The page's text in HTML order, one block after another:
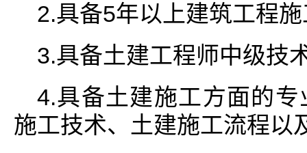
2.具备5年以上建筑工程
3.具备土建工程师中级技
4.具备土建施工方面的
施工技术、土建施工流程以